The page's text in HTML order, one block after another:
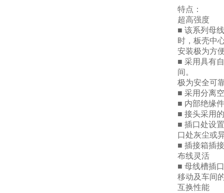
特点：
超高强度
■ 该系列母
时，板壳中
安装极为方
■ 采用具有
间。
极为安全可
■ 采用分离
■ 内部绝缘
■ 接头采用
■ 插口处设
口处灰尘或
■ 插接箱插
布线灵活
■ 母线槽插
移动及车间
互换性能